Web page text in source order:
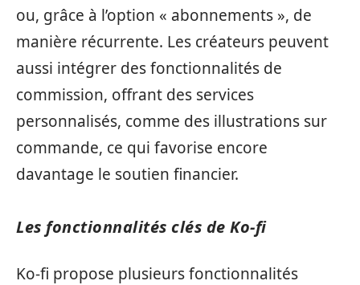
ou, grâce à l’option « abonnements », de
manière récurrente. Les créateurs peuvent
aussi intégrer des fonctionnalités de
commission, offrant des services
personnalisés, comme des illustrations sur
commande, ce qui favorise encore
davantage le soutien financier.
Les fonctionnalités clés de Ko-fi
Ko-fi propose plusieurs fonctionnalités